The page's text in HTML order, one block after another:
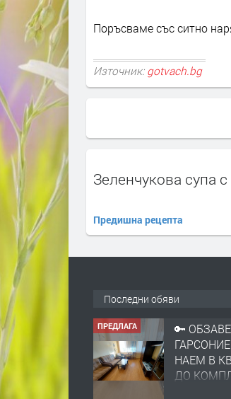
Поръсваме със ситно
Източник: gotvach.bg
Зеленчукова супа
Предишна рецепта
Последни обяви
ПРЕДЛАГА
🔑
НАЕМ В
ДО